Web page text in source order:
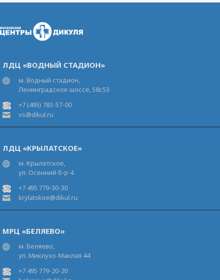
ЛДЦ «ВОДНЫЙ СТАДИОН»
м. Водный стадион,
Ленинградское шоссе, 58с53
+7 (495) 783-57-00
vs@dikul.ru
ЛДЦ «КРЫЛАТСКОЕ»
м. Крылатское,
ул. Осенний б-р 4
+7 495 779-30-30
krylatskoe@dikul.ru
МРЦ «БЕЛЯЕВО»
м. Беляево,
ул. Миклухо-Маклая 44
+7 495 779-20-20